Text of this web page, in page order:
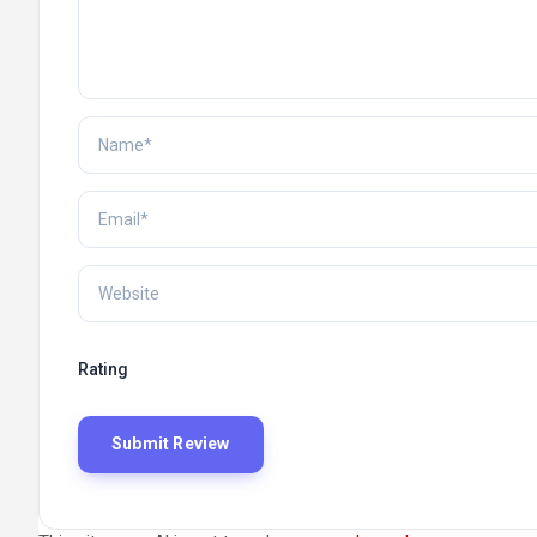
Rating